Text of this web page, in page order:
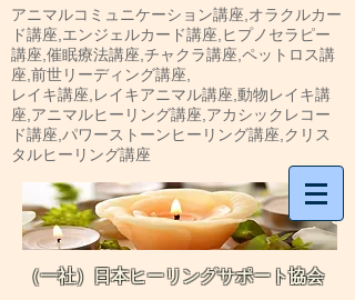
アニマルコミュニケーション講座,オラクルカー
ド講座,エンジェルカード講座,ヒプノセラピー
講座,催眠療法講座,チャクラ講座,ペットロス講
座,前世リーディング講座,
​レイキ講座,レイキアニマル講座,動物レイキ講
座,アニマルヒーリング講座,アカシックレコー
ド講座,パワーストーンヒーリング講座,クリス
タルヒーリング講座
​（一社）日本ヒーリングサポート協会